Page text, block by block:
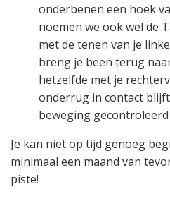
onderbenen een hoek
noemen we ook wel de
met de tenen van je
breng je been terug
hetzelfde met je
onderrug in contact
beweging
Je kan niet op tijd genoeg
minimaal een maand van
piste!